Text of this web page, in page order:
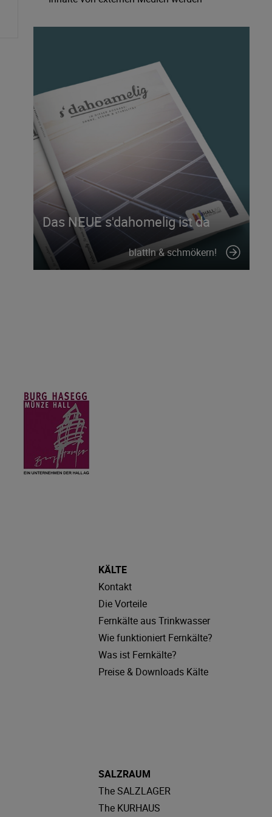
keiner manuellen Zustimmung mehr.
Das NEUE s'dahomelig ist da
blattln & schmökern!
KÄLTE
Kontakt
Die Vorteile
Fernkälte aus Trinkwasser
Wie funktioniert Fernkälte?
Was ist Fernkälte?
Preise & Downloads Kälte
SALZRAUM
The SALZLAGER
The KURHAUS